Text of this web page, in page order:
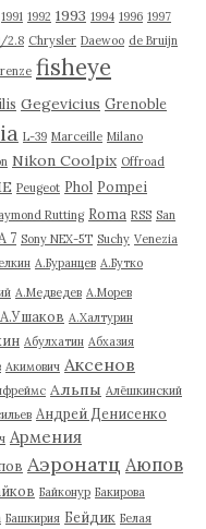
1991 1992 1993 1994 1996 1997
2.8 Chrysler Daewoo de Bruijn
fisheye
Gegevicius Grenoble
L-39 Marceille Milano
Nikon Coolpix Offroad
Peugeot Phol Pompei
Rutting Roma RSS San
7 Sony NEX-5T Suchy Venezia
А.Буранцев А.Бутко
А.Медведев А.Морев
А.Ушаков А.Халтурин
Абулхатин Абхазия
Акимович Аксенов
Альпы Алёшкинский
Андрей Денисенко
Армения
Аэронатц Аюпов
Байконур Бакирова
Башкирия Бейдик Белая